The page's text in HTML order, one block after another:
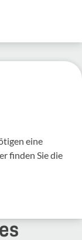
eine
finden Sie die